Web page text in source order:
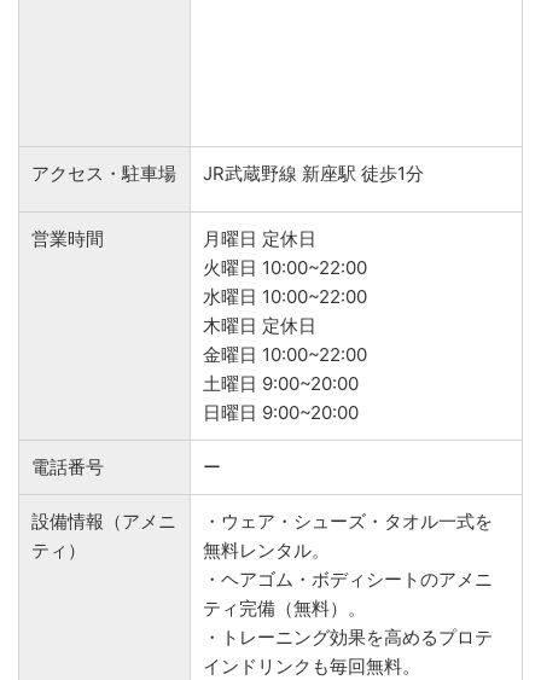
アクセス・駐車場 JR武蔵野線 新座駅 徒歩1分
営業時間
月曜日 定休日
火曜日 10:00~22:00
水曜日 10:00~22:00
木曜日 定休日
金曜日 10:00~22:00
土曜日 9:00~20:00
日曜日 9:00~20:00
電話番号 ー
設備情報（アメニ
ティ）
・ウェア・シューズ・タオル一式を
無料レンタル。
・ヘアゴム・ボディシートのアメニ
ティ完備（無料）。
・トレーニング効果を高めるプロテ
インドリンクも毎回無料。